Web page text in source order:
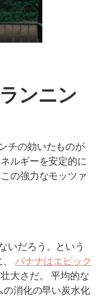
ンニン
チの効いたものが
ルギーを安定的に
の強力なモッツァ
いだろう。という
バナナはエピック
大さだ。 平均的な
の消化の早い炭水化